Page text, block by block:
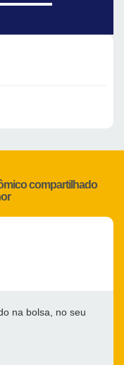
compartilhado
na bolsa, no seu